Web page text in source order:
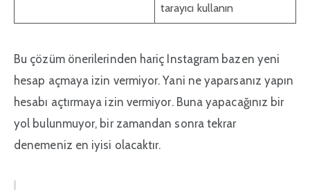
tarayıcı kullanın
Bu çözüm önerilerinden hariç Instagram bazen yeni
hesap açmaya izin vermiyor. Yani ne yaparsanız yapın
hesabı açtırmaya izin vermiyor. Buna yapacağınız bir
yol bulunmuyor, bir zamandan sonra tekrar
denemeniz en iyisi olacaktır.